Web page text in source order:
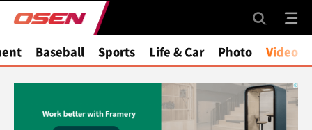
Baseball Sports Life & Car Photo Video